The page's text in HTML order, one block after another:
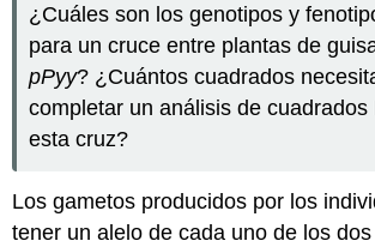
¿Cuáles son los genotipos y
para un cruce entre plantas de
pPyy? ¿Cuántos cuadrados
completar un análisis de cuadrados
esta cruz?
Los gametos producidos por los
tener un alelo de cada uno de los